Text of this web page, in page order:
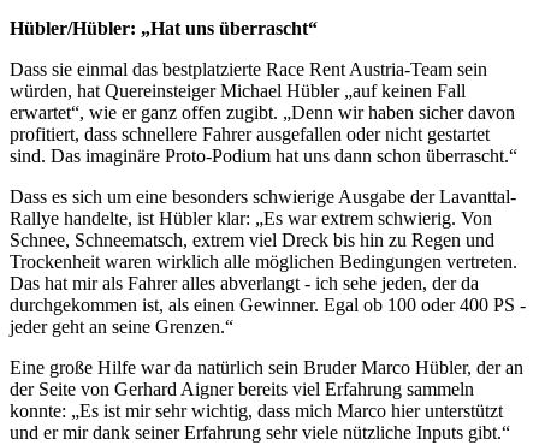
Hübler/Hübler: „Hat uns überrascht“
Dass sie einmal das bestplatzierte Race Rent Austria-Team sein
würden, hat Quereinsteiger Michael Hübler „auf keinen Fall
erwartet“, wie er ganz offen zugibt. „Denn wir haben sicher davon
profitiert, dass schnellere Fahrer ausgefallen oder nicht gestartet
sind. Das imaginäre Proto-Podium hat uns dann schon überrascht.“
Dass es sich um eine besonders schwierige Ausgabe der Lavanttal-
Rallye handelte, ist Hübler klar: „Es war extrem schwierig. Von
Schnee, Schneematsch, extrem viel Dreck bis hin zu Regen und
Trockenheit waren wirklich alle möglichen Bedingungen vertreten.
Das hat mir als Fahrer alles abverlangt - ich sehe jeden, der da
durchgekommen ist, als einen Gewinner. Egal ob 100 oder 400 PS -
jeder geht an seine Grenzen.“
Eine große Hilfe war da natürlich sein Bruder Marco Hübler, der an
der Seite von Gerhard Aigner bereits viel Erfahrung sammeln
konnte: „Es ist mir sehr wichtig, dass mich Marco hier unterstützt
und er mir dank seiner Erfahrung sehr viele nützliche Inputs gibt.“